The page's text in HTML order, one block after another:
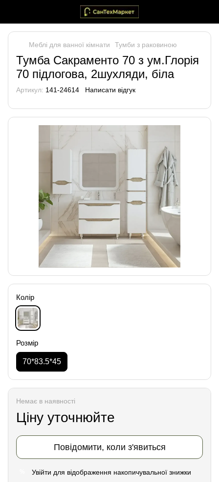
Меблі для ванної кімнати Тумби з раковиною
Тумба Сакраменто 70 з ум.Глорія
70 підлогова, 2шухляди, біла
Артикул: 141-24614 Написати відгук
Колір
Розмір
70*83.5*45
Немає в наявності
Ціну уточнюйте
Повідомити, коли з'явиться
Увійти для відображення накопичувальної знижки